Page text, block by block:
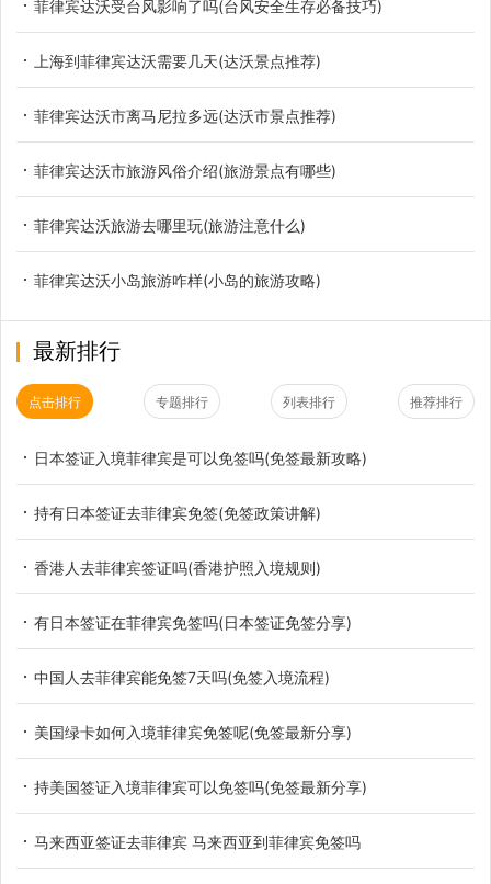
菲律宾达沃受台风影响了吗(台风安全生存必备技巧)
上海到菲律宾达沃需要几天(达沃景点推荐)
菲律宾达沃市离马尼拉多远(达沃市景点推荐)
菲律宾达沃市旅游风俗介绍(旅游景点有哪些)
菲律宾达沃旅游去哪里玩(旅游注意什么)
菲律宾达沃小岛旅游咋样(小岛的旅游攻略)
最新排行
点击排行 专题排行 列表排行 推荐排行
日本签证入境菲律宾是可以免签吗(免签最新攻略)
持有日本签证去菲律宾免签(免签政策讲解)
香港人去菲律宾签证吗(香港护照入境规则)
有日本签证在菲律宾免签吗(日本签证免签分享)
中国人去菲律宾能免签7天吗(免签入境流程)
美国绿卡如何入境菲律宾免签呢(免签最新分享)
持美国签证入境菲律宾可以免签吗(免签最新分享)
马来西亚签证去菲律宾 马来西亚到菲律宾免签吗